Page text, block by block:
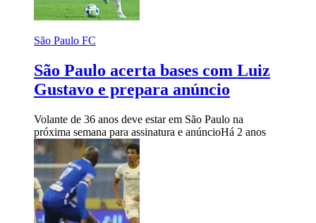
São Paulo FC
São Paulo acerta bases com Luiz
Gustavo e prepara anúncio
Volante de 36 anos deve estar em São Paulo na
próxima semana para assinatura e anúncioHá 2 anos